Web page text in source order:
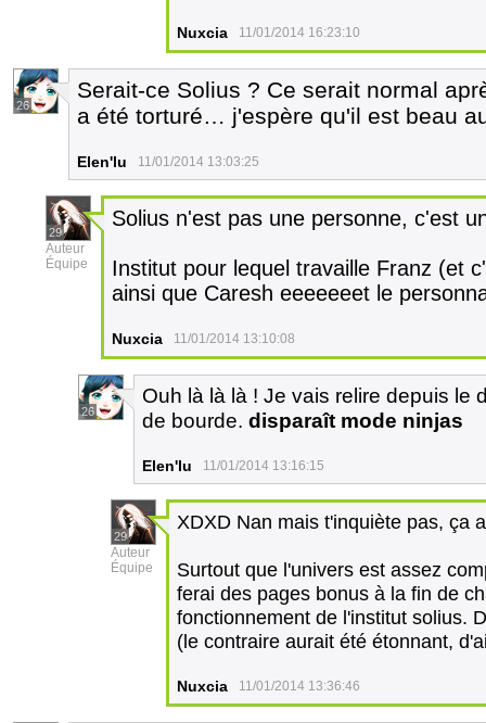
Nuxcia 11/01/2014 16:23:10
26
Serait-ce Solius ? Ce serait normal
a été torturé… j'espère qu'il est beau
Elen'lu 11/01/2014 13:03:25
29
Auteur
Équipe
Solius n'est pas une personne, c'est
Institut pour lequel travaille Franz (et
ainsi que Caresh eeeeeeet le
Nuxcia 11/01/2014 13:10:08
26
Ouh là là là ! Je vais relire depuis
de bourde. disparaît mode ninjas
Elen'lu 11/01/2014 13:16:15
29
Auteur
Équipe
XDXD Nan mais t'inquiète pas, ça
Surtout que l'univers est assez
ferai des pages bonus à la fin de
fonctionnement de l'institut solius.
(le contraire aurait été étonnant,
Nuxcia 11/01/2014 13:36:46